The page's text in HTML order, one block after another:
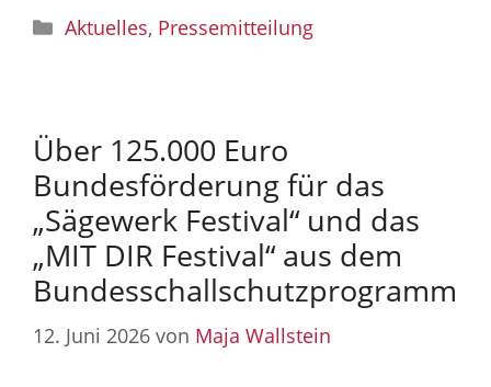
Kategorien
Aktuelles, Pressemitteilung
Über 125.000 Euro
Bundesförderung für das
„Sägewerk Festival“ und das
„MIT DIR Festival“ aus dem
Bundesschallschutzprogramm
12. Juni 2026 von Maja Wallstein